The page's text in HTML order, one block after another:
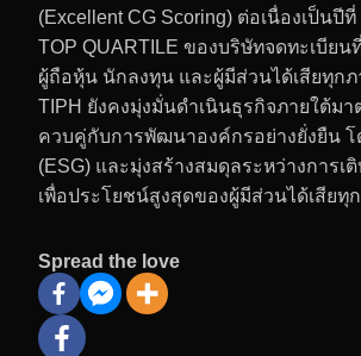
(Excellent CG Scoring) ต่อเนื่องเป็นปี
TOP QUARTILE ของบริษัทจดทะเบีย
ผู้ถือหุ้น นักลงทุน และผู้มีส่วนได้เสียทุก
TIPH ยังคงมุ่งมั่นดำเนินธุรกิจภายใต้ม
ควบคู่กับการพัฒนาองค์กรอย่างยั่งยืน
(ESG) และมุ่งสร้างสมดุลระหว่างการ
เพื่อประโยชน์สูงสุดของผู้มีส่วนได้เสียทุ
Spread the love